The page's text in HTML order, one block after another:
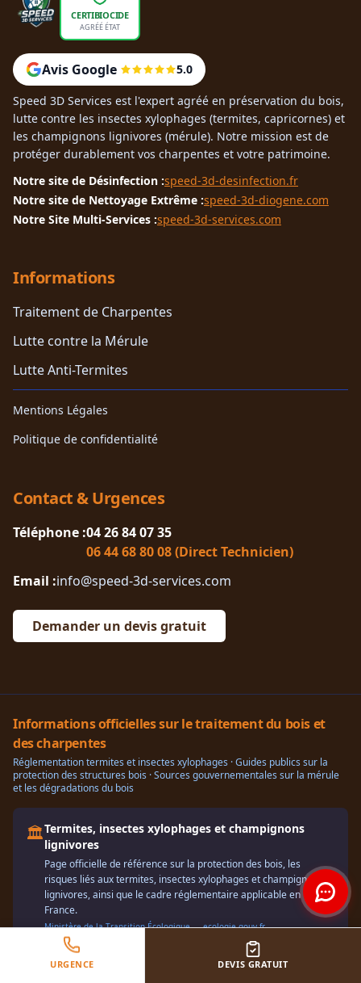
CERTIBIOCIDE
AGRÉÉ ÉTAT
Avis Google 5.0
Speed 3D Services est l'expert agréé en préservation du bois,
lutte contre les insectes xylophages (termites, capricornes) et
les champignons lignivores (mérule). Notre mission est de
protéger durablement vos charpentes et votre patrimoine.
Notre site de Désinfection :speed-3d-desinfection.fr
Notre site de Nettoyage Extrême :speed-3d-diogene.com
Notre Site Multi-Services :speed-3d-services.com
Informations
Traitement de Charpentes
Lutte contre la Mérule
Lutte Anti-Termites
Mentions Légales
Politique de confidentialité
Contact & Urgences
Téléphone :04 26 84 07 35
06 44 68 80 08 (Direct Technicien)
Email :info@speed-3d-services.com
Demander un devis gratuit
Informations officielles sur le traitement du bois et
des charpentes
Réglementation termites et insectes xylophages · Guides publics sur la
protection des structures bois · Sources gouvernementales sur la mérule
et les dégradations du bois
🏛️Termites, insectes xylophages et champignons
lignivores
Page officielle de référence sur la protection des bois, les
risques liés aux termites, insectes xylophages et champignons
lignivores, ainsi que le cadre réglementaire applicable en
France.
Ministère de la Transition Écologique — ecologie.gouv.fr
URGENCE DEVIS GRATUIT